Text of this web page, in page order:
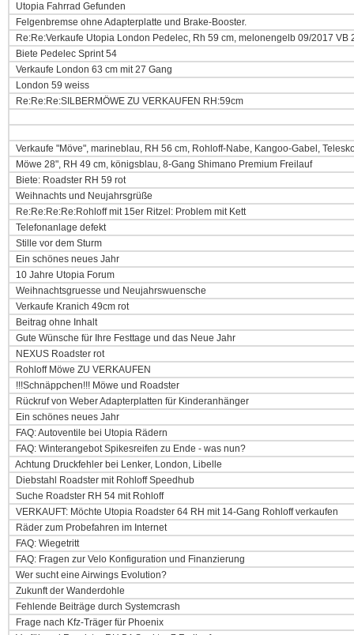
Utopia Fahrrad Gefunden
Felgenbremse ohne Adapterplatte und Brake-Booster.
Re:Re:Verkaufe Utopia London Pedelec, Rh 59 cm, melonengelb 09/2017 VB
Biete Pedelec Sprint 54
Verkaufe London 63 cm mit 27 Gang
London 59 weiss
Re:Re:Re:SILBERMÖWE ZU VERKAUFEN RH:59cm
Verkaufe "Möve", marineblau, RH 56 cm, Rohloff-Nabe, Kangoo-Gabel,
Möwe 28", RH 49 cm, königsblau, 8-Gang Shimano Premium Freilauf
Biete: Roadster RH 59 rot
Weihnachts und Neujahrsgrüße
Re:Re:Re:Re:Rohloff mit 15er Ritzel: Problem mit Kett
Telefonanlage defekt
Stille vor dem Sturm
Ein schönes neues Jahr
10 Jahre Utopia Forum
Weihnachtsgruesse und Neujahrswuensche
Verkaufe Kranich 49cm rot
Beitrag ohne Inhalt
Gute Wünsche für Ihre Festtage und das Neue Jahr
NEXUS Roadster rot
Rohloff Möwe ZU VERKAUFEN
!!!Schnäppchen!!! Möwe und Roadster
Rückruf von Weber Adapterplatten für Kinderanhänger
Ein schönes neues Jahr
FAQ: Autoventile bei Utopia Rädern
FAQ: Winterangebot Spikesreifen zu Ende - was nun?
Achtung Druckfehler bei Lenker, London, Libelle
Diebstahl Roadster mit Rohloff Speedhub
Suche Roadster RH 54 mit Rohloff
VERKAUFT: Möchte Utopia Roadster 64 RH mit 14-Gang Rohloff verkaufen
Räder zum Probefahren im Internet
FAQ: Wiegetritt
FAQ: Fragen zur Velo Konfiguration und Finanzierung
Wer sucht eine Airwings Evolution?
Zukunft der Wanderdohle
Fehlende Beiträge durch Systemcrash
Frage nach Kfz-Träger für Phoenix